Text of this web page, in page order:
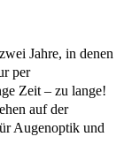
Jahre, in denen
per
Zeit – zu lange!
auf der
Augenoptik und